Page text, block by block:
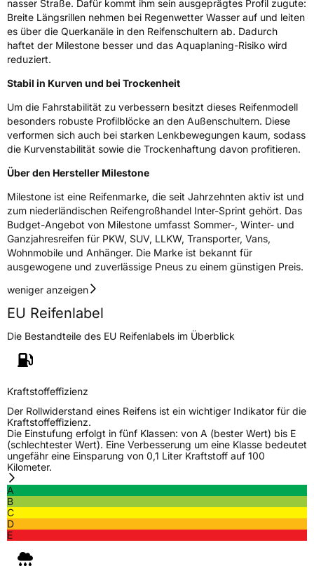
EffizienzD
Nasshaftung
Rollgeräusch (Klasse)B
Rollgeräusch (dB) 70
FahrzeugklasseC1
3PMSF / Schneeflockensymbol / Alpine-Symbol
EPREL ID404630
Allgemeine Produktsicherheit (GPSR)
Herstellerkontakt Nankang Tire Netherlands B.V.,
Niederlande, jor@Inter-Sprint.nl
nasser Straße. Dafür kommt ihm sein ausgeprägtes Profil zugute:
Breite Längsrillen nehmen bei Regenwetter Wasser auf und leiten
es über die Querkanäle in den Reifenschultern ab. Dadurch
haftet der Milestone besser und das Aquaplaning-Risiko wird
reduziert.
Stabil in Kurven und bei Trockenheit
Um die Fahrstabilität zu verbessern besitzt dieses Reifenmodell
besonders robuste Profilblöcke an den Außenschultern. Diese
verformen sich auch bei starken Lenkbewegungen kaum, sodass
die Kurvenstabilität sowie die Trockenhaftung davon profitieren.
Über den Hersteller Milestone
Milestone ist eine Reifenmarke, die seit Jahrzehnten aktiv ist und
zum niederländischen Reifengroßhandel Inter-Sprint gehört. Das
Budget-Angebot von Milestone umfasst Sommer-, Winter- und
Ganzjahresreifen für PKW, SUV, LLKW, Transporter, Vans,
Wohnmobile und Anhänger. Die Marke ist bekannt für
ausgewogene und zuverlässige Pneus zu einem günstigen Preis.
weniger anzeigen
EU Reifenlabel
Die Bestandteile des EU Reifenlabels im Überblick
Kraftstoffeffizienz
Der Rollwiderstand eines Reifens ist ein wichtiger Indikator für die
Kraftstoffeffizienz.
Die Einstufung erfolgt in fünf Klassen: von A (bester Wert) bis E
(schlechtester Wert). Eine Verbesserung um eine Klasse bedeutet
ungefähr eine Einsparung von 0,1 Liter Kraftstoff auf 100
Kilometer.
A
B
C
D
E